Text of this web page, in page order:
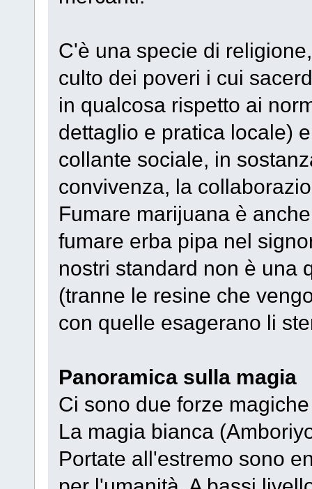
C'è una specie di
culto dei poveri i cui
in qualcosa rispetto ai
dettaglio e pratica locale)
collante sociale, in
convivenza, la
Fumare marijuana è
fumare erba pipa nel
nostri standard non è una
(tranne le resine che
con quelle esagerano li
Panoramica sulla magia
Ci sono due forze
La magia bianca
Portate all'estremo sono